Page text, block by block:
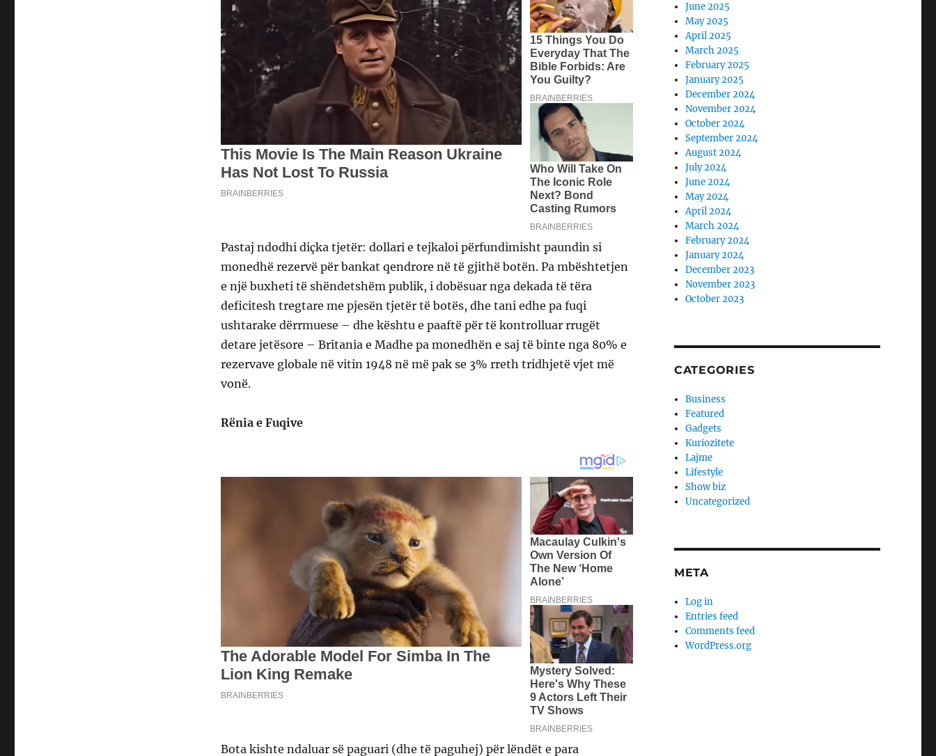
Pastaj ndodhi diçka tjetër: dollari e tejkaloi përfundimisht paundin si
monedhë rezervë për bankat qendrore në të gjithë botën. Pa mbështetjen
e një buxheti të shëndetshëm publik, i dobësuar nga dekada të tëra
deficitesh tregtare me pjesën tjetër të botës, dhe tani edhe pa fuqi
ushtarake dërrmuese – dhe kështu e paaftë për të kontrolluar rrugët
detare jetësore – Britania e Madhe pa monedhën e saj të binte nga 80% e
rezervave globale në vitin 1948 në më pak se 3% rreth tridhjetë vjet më
vonë.
Rënia e Fuqive
Bota kishte ndaluar së paguari (dhe të paguhej) për lëndët e para
June 2025
May 2025
April 2025
March 2025
February 2025
January 2025
December 2024
November 2024
October 2024
September 2024
August 2024
July 2024
June 2024
May 2024
April 2024
March 2024
February 2024
January 2024
December 2023
November 2023
October 2023
CATEGORIES
Business
Featured
Gadgets
Kuriozitete
Lajme
Lifestyle
Show biz
Uncategorized
META
Log in
Entries feed
Comments feed
WordPress.org